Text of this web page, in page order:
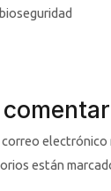
electrónico
están